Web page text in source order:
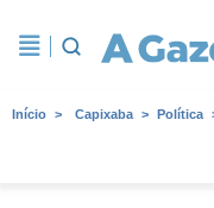
Início Capixaba Política